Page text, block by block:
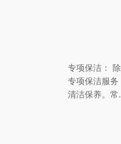
专项保洁：
专项保洁服
清洁保养。